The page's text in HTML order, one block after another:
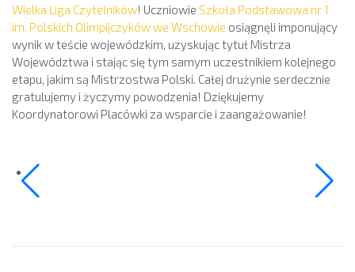
Wielka Liga Czytelników! Uczniowie Szkoła Podstawowa nr 1
im. Polskich Olimpijczyków we Wschowie osiągnęli imponujący
wynik w teście wojewódzkim, uzyskując tytuł Mistrza
Województwa i stając się tym samym uczestnikiem kolejnego
etapu, jakim są Mistrzostwa Polski. Całej drużynie serdecznie
gratulujemy i życzymy powodzenia! Dziękujemy
Koordynatorowi Placówki za wsparcie i zaangażowanie!